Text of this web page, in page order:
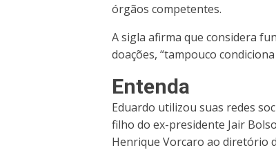
órgãos competentes.
A sigla afirma que considera
doações, “tampouco
Entenda
Eduardo utilizou suas redes
filho do ex-presidente Jair
Henrique Vorcaro ao diretório